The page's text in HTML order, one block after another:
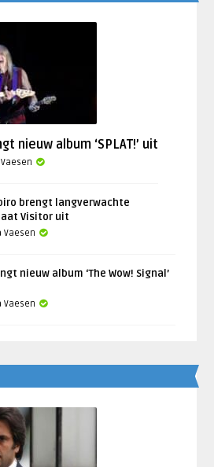
nieuw album ‘SPLAT!’ uit
brengt langverwachte
Visitor uit
Vaesen
nieuw album ‘The Wow! Signal’
Vaesen